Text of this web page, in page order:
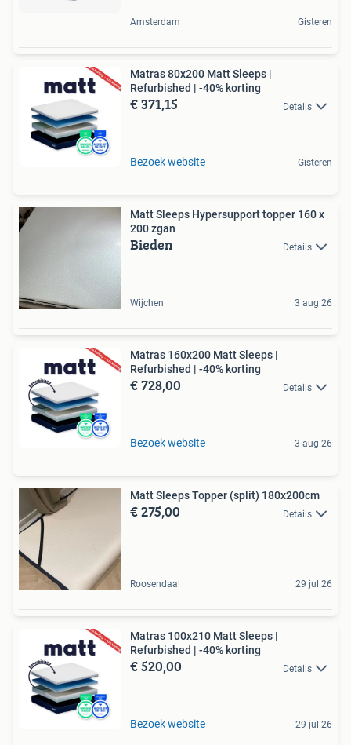
Amsterdam Gisteren
Matras 80x200 Matt Sleeps |
Refurbished | -40% korting
€ 371,15 Details
Bezoek website Gisteren
Matt Sleeps Hypersupport topper 160 x
200 zgan
Bieden Details
Wijchen 3 aug 26
Matras 160x200 Matt Sleeps |
Refurbished | -40% korting
€ 728,00 Details
Bezoek website 3 aug 26
Matt Sleeps Topper (split) 180x200cm
€ 275,00 Details
Roosendaal 29 jul 26
Matras 100x210 Matt Sleeps |
Refurbished | -40% korting
€ 520,00 Details
Bezoek website 29 jul 26